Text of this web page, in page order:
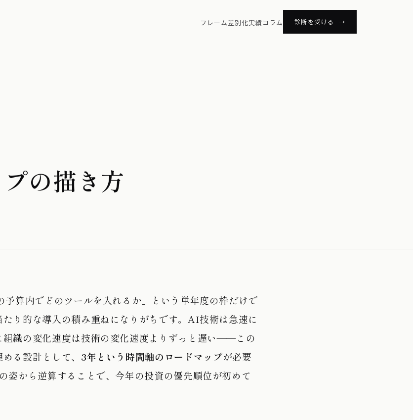
フレーム差別化実績コラム 診断を受ける →
の描き方
算内でどのツールを入れるか」という単年度の枠だけで
り的な導入の積み重ねになりがちです。AI技術は急速に
組織の変化速度は技術の変化速度よりずっと遅い——この
る設計として、 3年という時間軸のロードマップが必要
姿から逆算することで、今年の投資の優先順位が初めて